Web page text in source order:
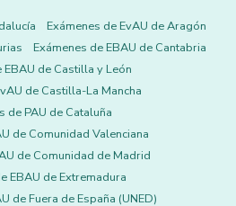
Exámenes de EvAU de Aragón
Exámenes de EBAU de Cantabria
EBAU de Castilla y León
de Castilla-La Mancha
de PAU de Cataluña
de Comunidad Valenciana
de Comunidad de Madrid
EBAU de Extremadura
de Fuera de España (UNED)